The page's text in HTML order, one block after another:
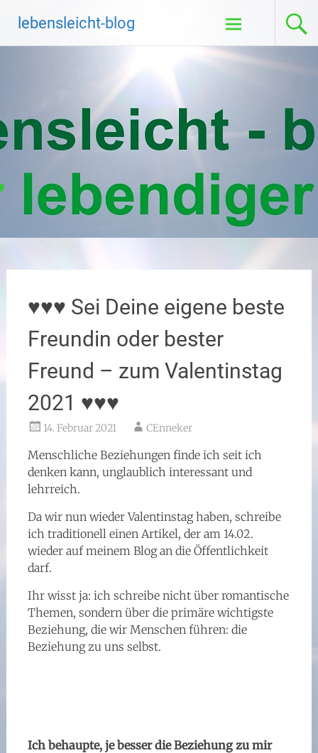
Inhalt
springen
lebensleicht-blog
♥♥♥ Sei Deine eigene beste
Freundin oder bester
Freund – zum Valentinstag
2021 ♥♥♥
14. Februar 2021 CEnneker
Menschliche Beziehungen finde ich seit ich
denken kann, unglaublich interessant und
lehrreich.
Da wir nun wieder Valentinstag haben, schreibe
ich traditionell einen Artikel, der am 14.02.
wieder auf meinem Blog an die Öffentlichkeit
darf.
Ihr wisst ja: ich schreibe nicht über romantische
Themen, sondern über die primäre wichtigste
Beziehung, die wir Menschen führen: die
Beziehung zu uns selbst.
Ich behaupte, je besser die Beziehung zu mir